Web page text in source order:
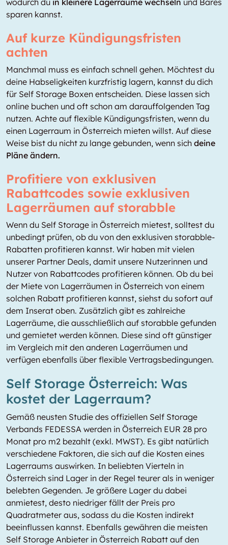
wodurch du in kleinere Lagerräume wechseln und Bares
sparen kannst.
Auf kurze Kündigungsfristen
achten
Manchmal muss es einfach schnell gehen. Möchtest du
deine Habseligkeiten kurzfristig lagern, kannst du dich
für Self Storage Boxen entscheiden. Diese lassen sich
online buchen und oft schon am darauffolgenden Tag
nutzen. Achte auf flexible Kündigungsfristen, wenn du
einen Lagerraum in Österreich mieten willst. Auf diese
Weise bist du nicht zu lange gebunden, wenn sich deine
Pläne ändern.
Profitiere von exklusiven
Rabattcodes sowie exklusiven
Lagerräumen auf storabble
Wenn du Self Storage in Österreich mietest, solltest du
unbedingt prüfen, ob du von den exklusiven storabble-
Rabatten profitieren kannst. Wir haben mit vielen
unserer Partner Deals, damit unsere Nutzerinnen und
Nutzer von Rabattcodes profitieren können. Ob du bei
der Miete von Lagerräumen in Österreich von einem
solchen Rabatt profitieren kannst, siehst du sofort auf
dem Inserat oben. Zusätzlich gibt es zahlreiche
Lagerräume, die ausschließlich auf storabble gefunden
und gemietet werden können. Diese sind oft günstiger
im Vergleich mit den anderen Lagerräumen und
verfügen ebenfalls über flexible Vertragsbedingungen.
Self Storage Österreich: Was
kostet der Lagerraum?
Gemäß neusten Studie des offiziellen Self Storage
Verbands FEDESSA werden in Österreich EUR 28 pro
Monat pro m2 bezahlt (exkl. MWST). Es gibt natürlich
verschiedene Faktoren, die sich auf die Kosten eines
Lagerraums auswirken. In beliebten Vierteln in
Österreich sind Lager in der Regel teurer als in weniger
belebten Gegenden. Je größere Lager du dabei
anmietest, desto niedriger fällt der Preis pro
Quadratmeter aus, sodass du die Kosten indirekt
beeinflussen kannst. Ebenfalls gewähren die meisten
Self Storage Anbieter in Österreich Rabatt auf den